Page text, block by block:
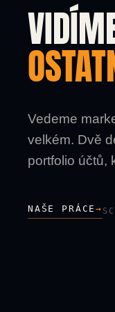
Vedeme
velkém. Dvě
portfolio účtů,
NAŠE PRÁCE→